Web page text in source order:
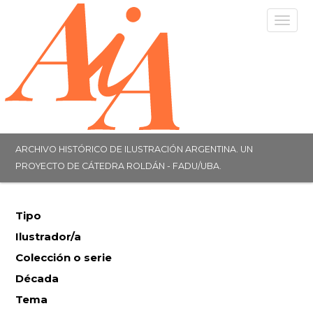
ARCHIVO HISTÓRICO DE ILUSTRACIÓN ARGENTINA. UN
PROYECTO DE CÁTEDRA ROLDÁN - FADU/UBA.
Tipo
Ilustrador/a
Colección o serie
Década
Tema